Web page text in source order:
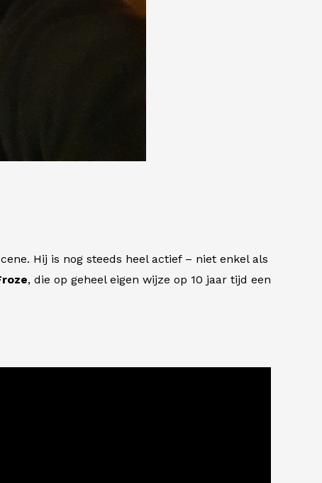
Hij is nog steeds heel actief – niet enkel als
, die op geheel eigen wijze op 10 jaar tijd een